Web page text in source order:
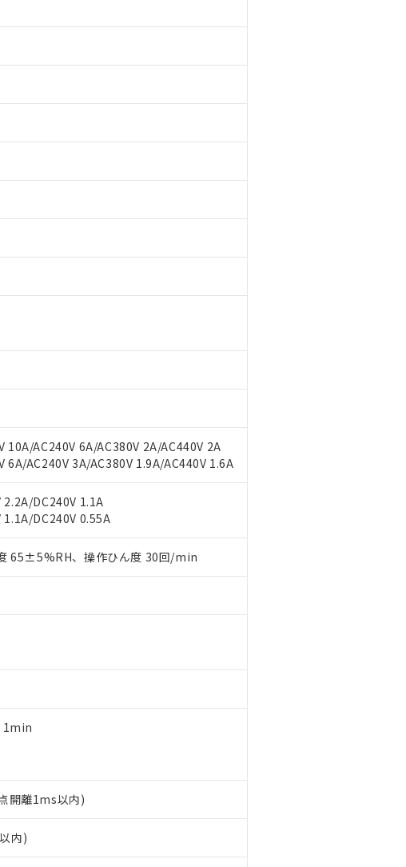
10A/AC240V 6A/AC380V 2A/AC440V 2A
AC240V 3A/AC380V 1.9A/AC440V 1.6A
DC240V 1.1A
DC240V 0.55A
65±5%RH、操作ひん度 30回/min
1min
開離1ms以内)
内)
業取扱商品の当社在庫状況および標準価格(税抜)を提供させていただ
には、本サービスの対象外となる商品もあることをご了承ください。
果は、記載している更新日時点での社内データに基づき作成されるも
実際の在庫および標準価格とは異なる場合があることをご了承くださ
はお客様のお取引先、またはお客様担当のオムロン制御機器販売店・
当社の事前の承諾なく第三者に漏洩または開示しないようお願いしま
成サービス）をご利用いただくには、I-Webメンバーズにご登録され
社にご登録された部品リストについて、当社および当社の共同利用者
するお客様との取引・商談に必要な範囲で利用することをご了承くだ
人情報の共同利用に関して"
）の非含有に対応した製品が提供可能な商品です。
の非含有に対応した製品に切り替える予定のある商品です。
質）の非含有に非対応の商品で、対応品を出す予定はありません。
していたものが、含有品と判明した場合などやむを得ず変更すること
、 カドミウム(Cd) 100ppm以下、
フェニル類(PBB) 1000ppm以下、ポリ臭化ジフェニルエーテル類(PBDE) 1000ppm以下、
：DOP) 1000ppm以下、フタル酸ブチルベンジル（BBP） 1000ppm以下、フタル酸ジブチ
チル (DIBP) 1000ppm以下
対する適用除外項目は除く。
超える意図的な使用がないことを確認しています。
予定月が前後することがあります。
することができます。
明書
明するもので、過去に遡って非含有を証明するものではありません。
載しておりました。
完了していることから、特段のことがない限り、2022年1月12日よ
の基準値以下であることを示します。
の基準値を超えていることを示します。
へお問い合わせください。
カドミウム) : 100ppm、
ビフェニル類) : 1000ppm、 PBDEs(ポリ臭化ジフェニルエーテル類) : 1000ppm、
害物質が外部に漏えいし、環境に深刻な影響を及ぼさない年数を意
へお問い合わせください。
、外国為替および外国貿易法に定める商品（以下｢規制貨物等」とい
する場合は、日本国政府の輸出許可(または役務取引許可)を取得する
。
は、完全に破砕するなど、違法に輸出されないよう必要な手段を講じ
サイル、化学兵器、生物兵器またはその他武器並びにこれらの製造装
に係わる関係者が違法に輸出するおそれがある場合は、取り引きをい
については、お客様のお取引先、またはお客様担当のオムロン制御
況の情報を公開していない機種